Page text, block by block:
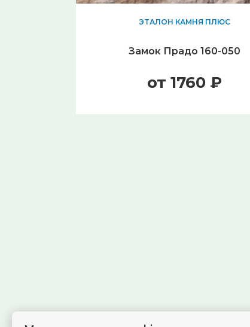
ЭТАЛОН КАМНЯ ПЛЮС
Замок Прадо 160-050
от 1760 ₽